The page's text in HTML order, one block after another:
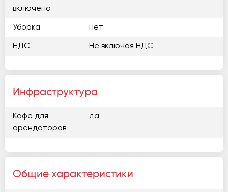
включена
Уборка нет
НДС Не включая НДС
Инфраструктура
Кафе для
арендаторов
да
Общие характеристики